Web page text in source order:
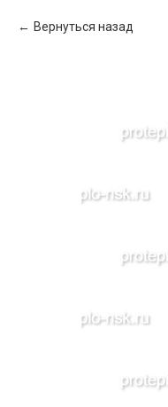
Вернуться назад